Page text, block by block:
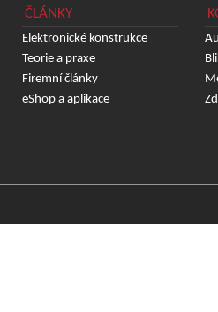
ČLÁNKY
Elektronické konstrukce
Teorie a praxe
Firemní články
eShop a aplikace